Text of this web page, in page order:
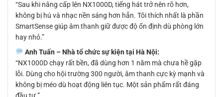
“Sau khi nâng cấp lên NX1000D, tiếng hát trở nên rõ hơn,
không bị hú và nhạc nền sáng hơn hẳn. Tôi thích nhất là phần
SmartSense giúp âm thanh giữ được độ ổn định dù phòng lớn
hay nhỏ.”
Anh Tuấn – Nhà tổ chức sự kiện tại Hà Nội:
“NX1000D chạy rất bền, đã dùng hơn 1 năm mà chưa hề gặp
lỗi. Dùng cho hội trường 300 người, âm thanh cực kỳ mạnh và
không bị méo dù hoạt động liên tục. Một sản phẩm rất đáng